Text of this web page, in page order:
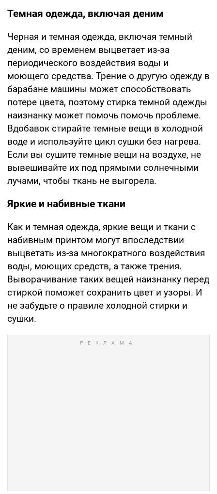
Темная одежда, включая деним
Черная и темная одежда, включая темный
деним, со временем выцветает из-за
периодического воздействия воды и
моющего средства. Трение о другую одежду в
барабане машины может способствовать
потере цвета, поэтому стирка темной одежды
наизнанку может помочь помочь проблеме.
Вдобавок стирайте темные вещи в холодной
воде и используйте цикл сушки без нагрева.
Если вы сушите темные вещи на воздухе, не
вывешивайте их под прямыми солнечными
лучами, чтобы ткань не выгорела.
Яркие и набивные ткани
Как и темная одежда, яркие вещи и ткани с
набивным принтом могут впоследствии
выцветать из-за многократного воздействия
воды, моющих средств, а также трения.
Выворачивание таких вещей наизнанку перед
стиркой поможет сохранить цвет и узоры. И
не забудьте о правиле холодной стирки и
сушки.